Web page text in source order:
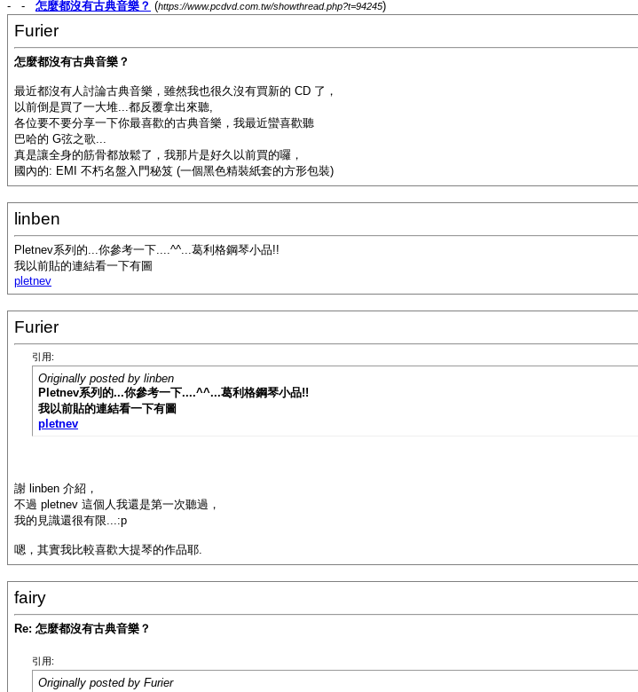
- - 怎麼都沒有古典音樂？ (https://www.pcdvd.com.tw/showthread.php?t=94245)
Furier
怎麼都沒有古典音樂？
最近都沒有人討論古典音樂，雖然我也很久沒有買新的 CD 了，
以前倒是買了一大堆...都反覆拿出來聽,
各位要不要分享一下你最喜歡的古典音樂，我最近蠻喜歡聽
巴哈的 G弦之歌...
真是讓全身的筋骨都放鬆了，我那片是好久以前買的囉，
國內的: EMI 不朽名盤入門秘笈 (一個黑色精裝紙套的方形包裝)
linben
Pletnev系列的...你參考一下....^^...葛利格鋼琴小品!!
我以前貼的連結看一下有圖
pletnev
Furier
引用:
Originally posted by linben
Pletnev系列的...你參考一下....^^...葛利格鋼琴小品!!
我以前貼的連結看一下有圖
pletnev
謝 linben 介紹，
不過 pletnev 這個人我還是第一次聽過，
我的見識還很有限...:p
嗯，其實我比較喜歡大提琴的作品耶.
fairy
Re: 怎麼都沒有古典音樂？
引用:
Originally posted by Furier